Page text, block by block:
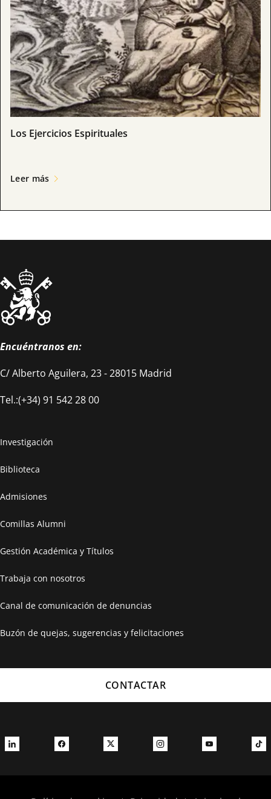
Los Ejercicios Espirituales
Leer más
Encuéntranos en:
C/ Alberto Aguilera, 23 - 28015 Madrid
Tel.:(+34) 91 542 28 00
Investigación
Biblioteca
Admisiones
Comillas Alumni
Gestión Académica y Títulos
Trabaja con nosotros
Canal de comunicación de denuncias
Buzón de quejas, sugerencias y felicitaciones
CONTACTAR